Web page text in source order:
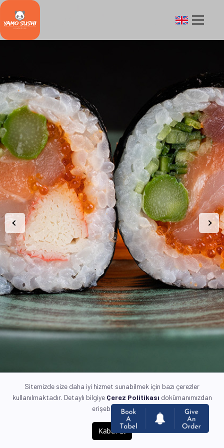
Sitemizde size daha iyi hizmet sunabilmek için bazı çerezler
kullanılmaktadır. Detaylı bilgiye Çerez Politikası dokümanımızdan
erişebilirsiniz.
Kabul Et